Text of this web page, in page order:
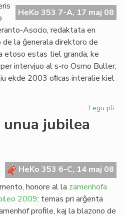
HeKo 353 7-A, 17 maj 08
Asocio, redaktata en
la ĝenerala direktoro de
etoso estas tiel granda, ke
intervjuo al s-ro Osmo Buller,
ekde 2003 oﬁcas interalie kiel
Legu pli
jubilea
HeKo 353 6-C, 14 maj 08
honore al la zamenhofa
2009: temas pri arĝenta
proﬁle, kaj la blazono de